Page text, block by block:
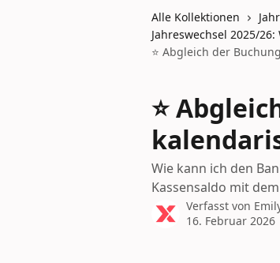
Alle Kollektionen
Jahreswechsel 2025/
⭐ Abgleich der
⭐
Wie kann ich den
Kassensaldo mit
Verfasst von
16. Februar 2026